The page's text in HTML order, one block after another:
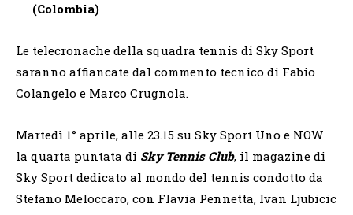
(Colombia)
Le telecronache della squadra tennis di Sky Sport
saranno affiancate dal commento tecnico di Fabio
Colangelo e Marco Crugnola.
Martedì 1° aprile, alle 23.15 su Sky Sport Uno e NOW
la quarta puntata di Sky Tennis Club, il magazine di
Sky Sport dedicato al mondo del tennis condotto da
Stefano Meloccaro, con Flavia Pennetta, Ivan Ljubicic